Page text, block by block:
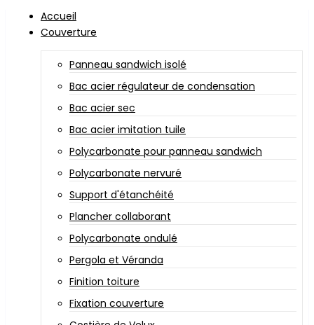
Accueil
Couverture
Panneau sandwich isolé
Bac acier régulateur de condensation
Bac acier sec
Bac acier imitation tuile
Polycarbonate pour panneau sandwich
Polycarbonate nervuré
Support d'étanchéité
Plancher collaborant
Polycarbonate ondulé
Pergola et Véranda
Finition toiture
Fixation couverture